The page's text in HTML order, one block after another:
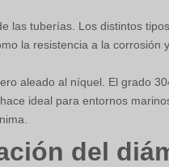
las tuberías. Los distintos
la resistencia a la corrosión
aleado al níquel. El grado
ideal para entornos
del